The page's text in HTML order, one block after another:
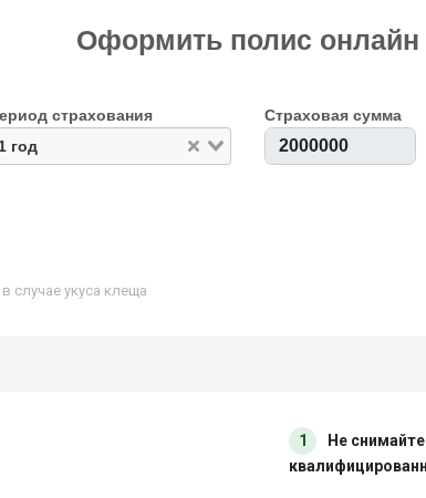
Оформить полис онлайн
страхования
1 год
Страховая сумма
случае укуса клеща
1
Не